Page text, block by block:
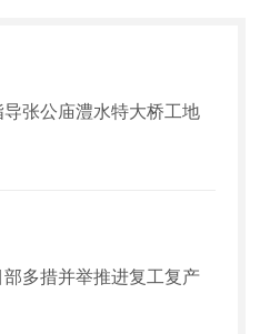
张公庙澧水特大桥工地
多措并举推进复工复产